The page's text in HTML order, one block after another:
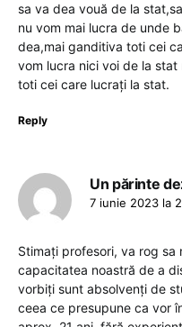
sa va dea vouă de la
nu vom mai lucra de unde
dea,mai ganditiva toti cei
vom lucra nici voi de la
toti cei care lucrați la stat.
Reply
Un părinte
7 iunie 2023 la
Stimați profesori, va rog sa
capacitatea noastră de a
vorbiți sunt absolvenți de
ceea ce presupune ca vor